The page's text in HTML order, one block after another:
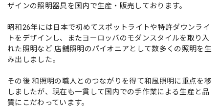
ザインの照明器具を国内で生産・販売しております。
昭和26年には日本で初めてスポットライトや特許ダウンライ
トをデザインし、またヨーロッパのモダンスタイルを取り入
れた照明など 店舗照明のパイオニアとして数多くの照明を生
み出しました。
その後 和照明の職人とのつながりを得て和風照明に重点を移
しましたが、現在も一貫して国内での手作業による生産と品
質にこだわっています。